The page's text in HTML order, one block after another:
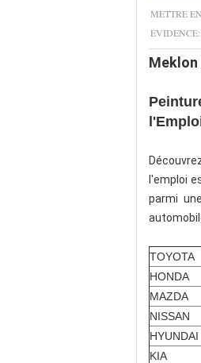
METTRE EN
ÉVIDENCE:
Meklon
l'emploi
parmi
TOYOTA
HONDA
MAZDA
NISSAN
HYUNDAI
KIA